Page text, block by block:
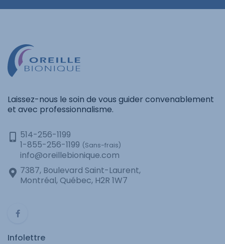
Laissez-nous le soin de vous guider convenablement
et avec professionnalisme.
514-256-1199
1-855-256-1199 (Sans-frais)
info@oreillebionique.com
7387, Boulevard Saint-Laurent,
Montréal, Québec, H2R 1W7
Infolettre